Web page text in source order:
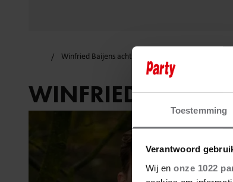
Toestemming
Verantwoord
Wij en onze 1022
Winfried Baijens achtuurjournaal
WINFRIED